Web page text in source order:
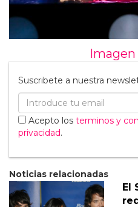
Imagen
Suscribete a nuestra
Acepto los terminos y
privacidad.
Noticias relacionadas
El